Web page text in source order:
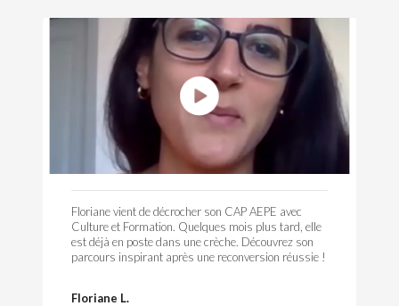
Floriane vient de décrocher son CAP AEPE avec
Culture et Formation. Quelques mois plus tard, elle
est déjà en poste dans une crèche. Découvrez son
parcours inspirant après une reconversion réussie !
Floriane L.